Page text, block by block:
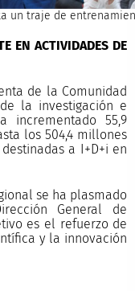
un traje de
EN ACTIVIDADES DE
de la Comunidad
la investigación e
incrementado 55,9
los 504,4 millones
a I+D+i en
se ha plasmado
General de
es el refuerzo de
y la innovación